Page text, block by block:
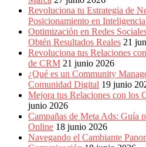
Revoluciona tu Estrategia de
Posicionamiento en
Optimización en Redes
Obtén Resultados Reales 21
Revoluciona tus Relaciones
de CRM 21 junio 2026
¿Qué es un Community
Comunidad Digital 19 junio
Mejora tus Relaciones con los
junio 2026
Campañas de Meta Ads: Guía
Online 18 junio 2026
Navegando el Cambiante